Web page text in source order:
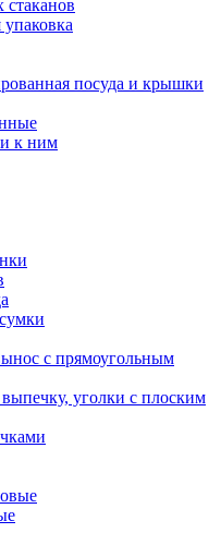
посуда и крышки
к ним
с прямоугольным
уголки с плоским